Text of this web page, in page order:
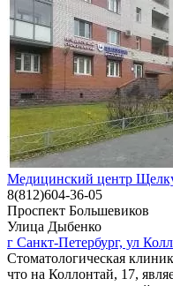
Медицинский центр
8(812)604-36-05
Проспект Большевиков
Улица Дыбенко
г Санкт-Петербург, ул
Стоматологическая
что на Коллонтай, 17,